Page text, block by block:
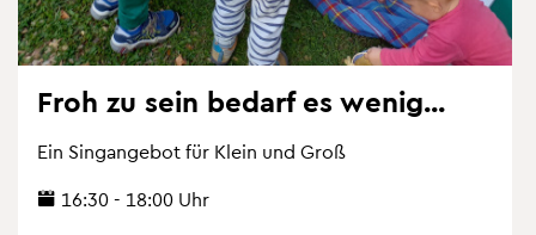
Froh zu sein be­darf es wenig...
Ein Sing­an­ge­bot für Klein und Groß
16:30 - 18:00 Uhr